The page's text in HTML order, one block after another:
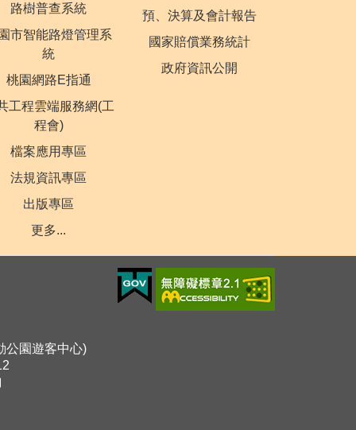
路樹普查系統
市智能路燈管理系
統
桃園網路E指通
工程雲端服務網(工
程會)
檔案應用專區
法規資訊專區
出版專區
更多...
預、決算及會計報告
國家賠償業務統計
政府資訊公開
公園遊客中心)